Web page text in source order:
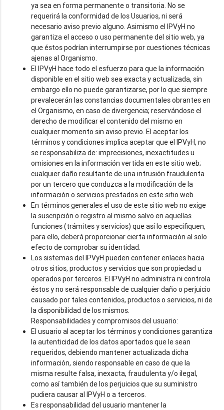
ya sea en forma permanente o transitoria. No se
requerirá la conformidad de los Usuarios, ni será
necesario aviso previo alguno. Asimismo el IPVyH no
garantiza el acceso o uso permanente del sitio web, ya
que éstos podrían interrumpirse por cuestiones técnicas
ajenas al Organismo.
El IPVyH hace todo el esfuerzo para que la información
disponible en el sitio web sea exacta y actualizada, sin
embargo ello no puede garantizarse, por lo que siempre
prevalecerán las constancias documentales obrantes en
el Organismo, en caso de divergencia; reservándose el
derecho de modificar el contenido del mismo en
cualquier momento sin aviso previo. El aceptar los
términos y condiciones implica aceptar que el IPVyH, no
se responsabiliza de: imprecisiones, inexactitudes u
omisiones en la información vertida en este sitio web;
cualquier daño resultante de una intrusión fraudulenta
por un tercero que conduzca a la modificación de la
información o servicios prestados en este sitio web.
En términos generales el uso de este sitio web no exige
la suscripción o registro al mismo salvo en aquellas
funciones (trámites y servicios) que así lo especifiquen,
para ello, deberá proporcionar cierta información al solo
efecto de comprobar su identidad.
Los sistemas del IPVyH pueden contener enlaces hacia
otros sitios, productos y servicios que son propiedad u
operados por terceros. El IPVyH no administra ni controla
éstos y no será responsable de cualquier daño o perjuicio
causado por tales contenidos, productos o servicios, ni de
la disponibilidad de los mismos.
Responsabilidades y compromisos del usuario:
El usuario al aceptar los términos y condiciones garantiza
la autenticidad de los datos aportados que le sean
requeridos, debiendo mantener actualizada dicha
información, siendo responsable en caso de que la
misma resulte falsa, inexacta, fraudulenta y/o ilegal,
como así también de los perjuicios que su suministro
pudiera causar al IPVyH o a terceros.
Es responsabilidad del usuario mantener la